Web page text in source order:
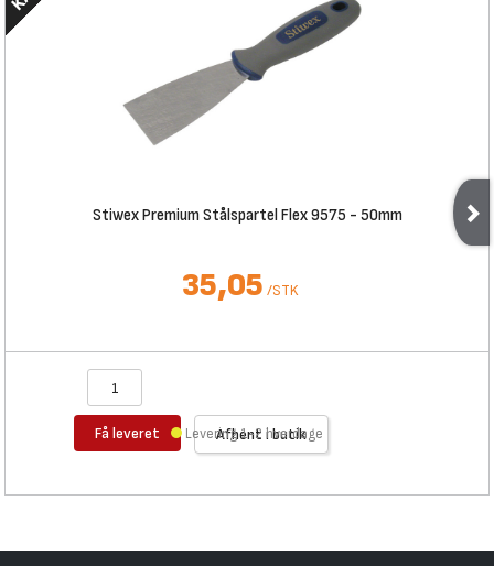
Stiwex Premium Stålspartel Flex 9575 - 50mm
35,05 /STK
Få leveret Afhent i butik
Levering 1-2 hverdage